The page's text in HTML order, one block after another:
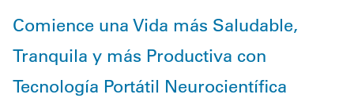
Comience una Vida más Saludable,
Tranquila y más Productiva con
Tecnología Portátil Neurocientífica